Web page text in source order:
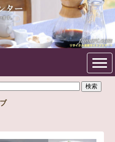
器パーツセン